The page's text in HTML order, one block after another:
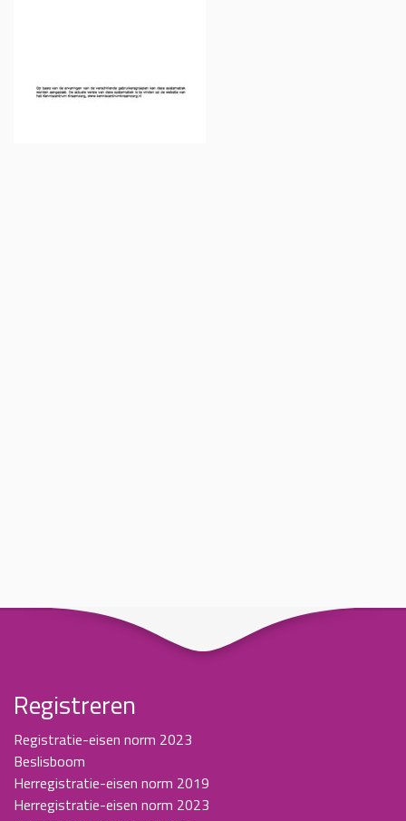
Registreren
Registratie-eisen norm 2023
Beslisboom
Herregistratie-eisen norm 2019
Herregistratie-eisen norm 2023